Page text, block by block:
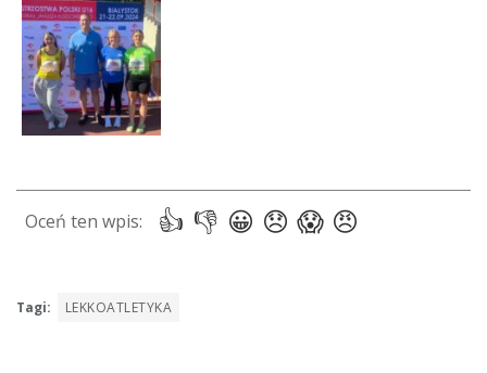
Tagi: LEKKOATLETYKA